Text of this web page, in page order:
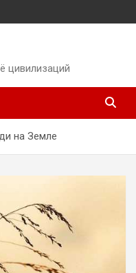
цивилизаций
на Земле